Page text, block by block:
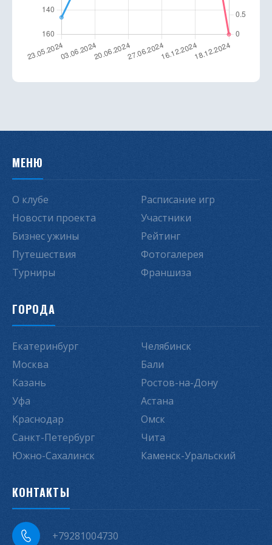
МЕНЮ
О клубе
Новости проекта
Бизнес ужины
Путешествия
Турниры
Расписание игр
Участники
Рейтинг
Фотогалерея
Франшиза
ГОРОДА
Екатеринбург
Москва
Казань
Уфа
Краснодар
Санкт-Петербург
Южно-Сахалинск
Челябинск
Бали
Ростов-на-Дону
Астана
Омск
Чита
Каменск-Уральский
КОНТАКТЫ
+79281004730